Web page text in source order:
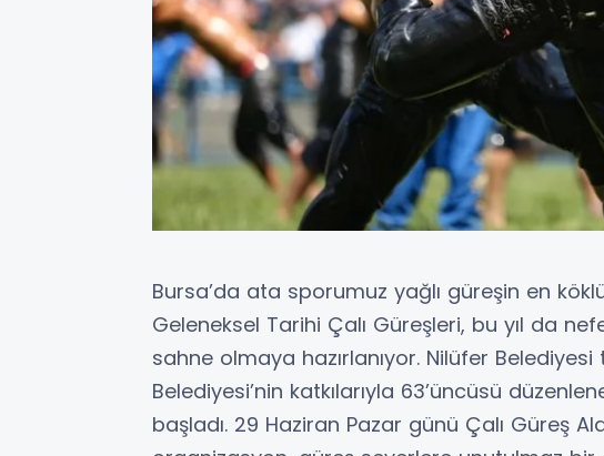
Bursa’da ata sporumuz yağlı güreşin en
Geleneksel Tarihi Çalı Güreşleri, bu yıl da
sahne olmaya hazırlanıyor. Nilüfer
Belediyesi’nin katkılarıyla 63’üncüsü
başladı. 29 Haziran Pazar günü Çalı Güreş